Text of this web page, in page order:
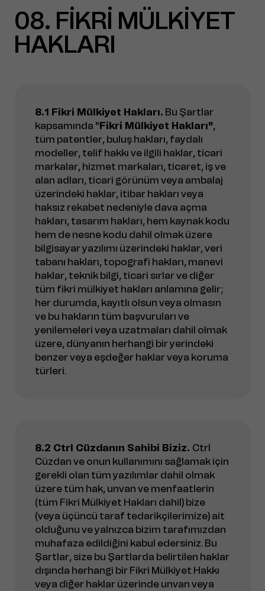
08 FİKRİ MÜLKİYET
HAKLARI
8.1 Fikri Mülkiyet Hakları. Bu Şartlar
kapsamında "Fikri Mülkiyet Hakları",
tüm patentler, buluş hakları, faydalı
modeller, telif hakkı ve ilgili haklar, ticari
markalar, hizmet markaları, ticaret, iş ve
alan adları, ticari görünüm veya ambalaj
üzerindeki haklar, itibar hakları veya
haksız rekabet nedeniyle dava açma
hakları, tasarım hakları, hem kaynak kodu
hem de nesne kodu dahil olmak üzere
bilgisayar yazılımı üzerindeki haklar, veri
tabanı hakları, topografi hakları, manevi
haklar, teknik bilgi, ticari sırlar ve diğer
tüm fikri mülkiyet hakları anlamına gelir;
her durumda, kayıtlı olsun veya olmasın
ve bu hakların tüm başvuruları ve
yenilemeleri veya uzatmaları dahil olmak
üzere, dünyanın herhangi bir yerindeki
benzer veya eşdeğer haklar veya koruma
türleri.
8.2 Ctrl Cüzdanın Sahibi Biziz. Ctrl
Cüzdan ve onun kullanımını sağlamak için
gerekli olan tüm yazılımlar dahil olmak
üzere tüm hak, unvan ve menfaatlerin
(tüm Fikri Mülkiyet Hakları dahil) bize
(veya üçüncü taraf tedarikçilerimize) ait
olduğunu ve yalnızca bizim tarafımızdan
muhafaza edildiğini kabul edersiniz. Bu
Şartlar, size bu Şartlarda belirtilen haklar
dışında herhangi bir Fikri Mülkiyet Hakkı
veya diğer haklar üzerinde unvan veya